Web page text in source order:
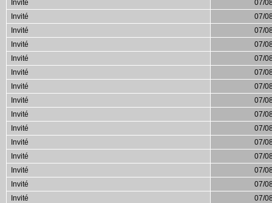
Invité
07/
Invité
07/
Invité
07/
Invité
07/
Invité
07/
Invité
07/
Invité
07/
Invité
07/
Invité
07/
Invité
07/
Invité
07/
Invité
07/
Invité
07/
Invité
07/
Invité
07/